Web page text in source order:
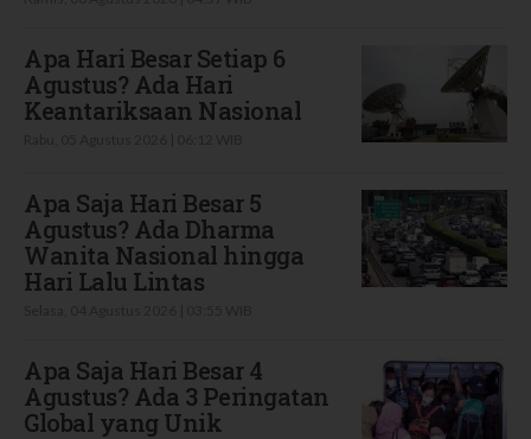
Apa Hari Besar Setiap 6
Agustus? Ada Hari
Keantariksaan Nasional
Apa Saja Hari Besar 5
Agustus? Ada Dharma
Wanita Nasional hingga
Hari Lalu Lintas
Apa Saja Hari Besar 4
Agustus? Ada 3 Peringatan
Global yang Unik